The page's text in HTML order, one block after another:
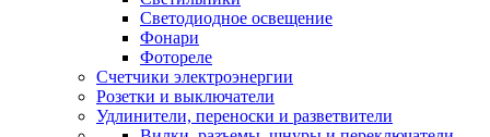
Светодиодное освещение
Фонари
Фотореле
Счетчики электроэнергии
Розетки и выключатели
Удлинители, переноски и разветвители